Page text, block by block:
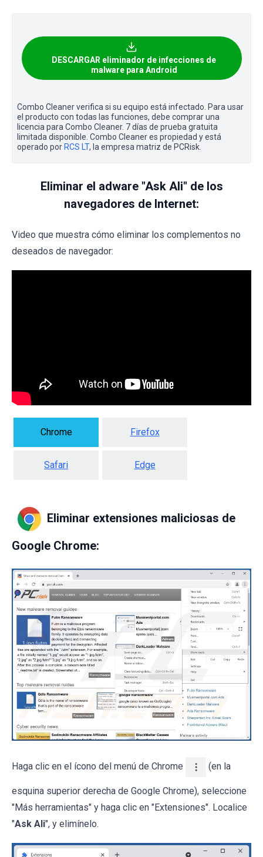
DESCARGAR eliminador de infecciones de
malware para Android
Combo Cleaner verifica si su equipo está infectado. Para usar
el producto con todas las funciones, debe comprar una
licencia para Combo Cleaner. 7 días de prueba gratuita
limitada disponible. Combo Cleaner es propiedad y está
operado por RCS LT, la empresa matriz de PCRisk.
Eliminar el adware "Ask Ali" de los
navegadores de Internet:
Video que muestra cómo eliminar los complementos no
deseados de navegador:
Chrome Firefox
Safari Edge
Eliminar extensiones maliciosas de
Google Chrome:
Haga clic en el ícono del menú de Chrome (en la
esquina superior derecha de Google Chrome), seleccione
"Más herramientas" y haga clic en "Extensiones". Localice
"Ask Ali", y elimínelo.